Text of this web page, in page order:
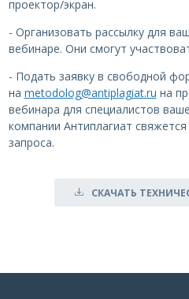
проектор/экран.
- Организовать рассылку для
вебинаре. Они смогут
- Подать заявку в свободной
на metodolog@antiplagiat.ru на
вебинара для специалистов
компании Антиплагиат
запроса.
СКАЧАТЬ